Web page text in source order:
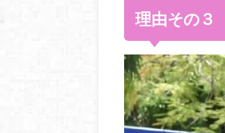
理由その３